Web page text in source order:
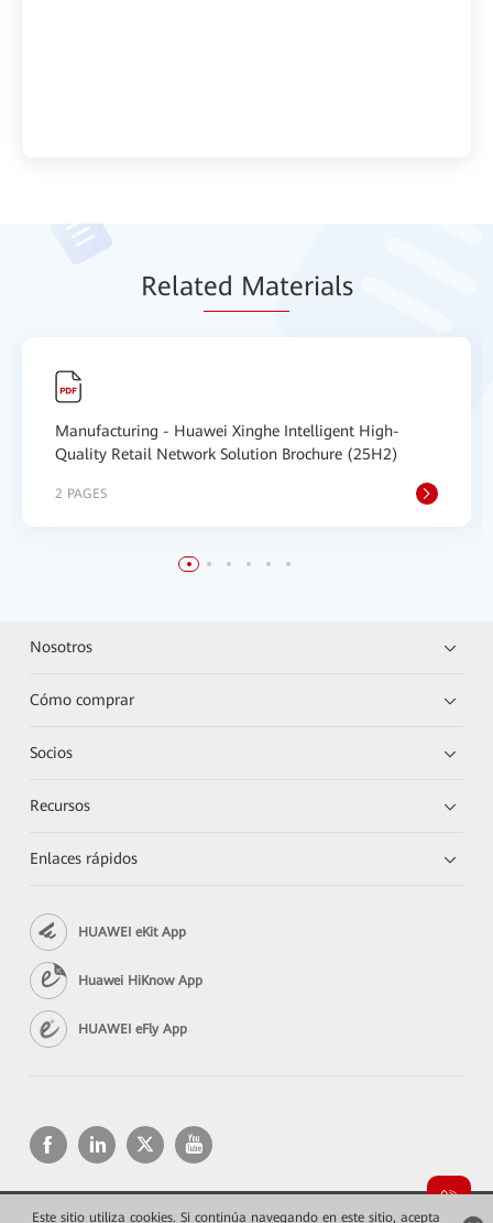
Este sitio utiliza cookies. Si continúa navegando en este sitio, acepta
Related Materials
Manufacturing - Huawei Xinghe Intelligent High-
Quality Retail Network Solution Brochure (25H2)
2 PAGES
Nosotros
Cómo comprar
Socios
Recursos
Enlaces rápidos
HUAWEI eKit App
Huawei HiKnow App
HUAWEI eFly App
Copyright © 2026 Huawei Technologies Co., Ltd. Todos los derechos reservados.